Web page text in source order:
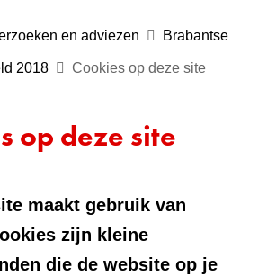
en adviezen Brabantse
2018 Cookies op deze site
op deze site
maakt gebruik van
zijn kleine
die de website op je